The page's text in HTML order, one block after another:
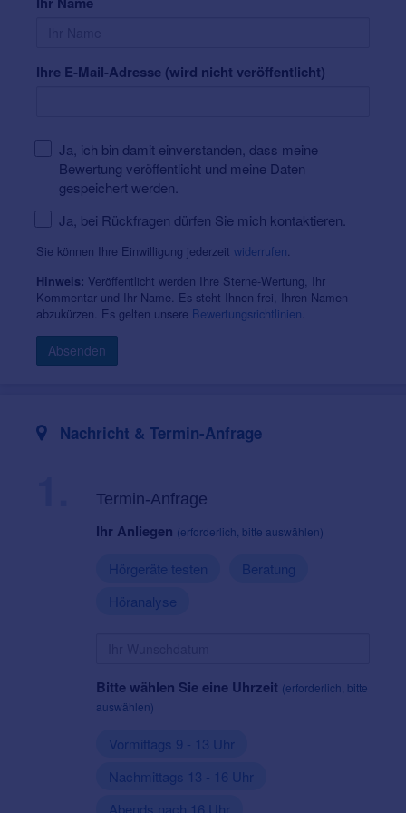
Ihre E-Mail-Adresse (wird nicht veröffentlicht)
Ja, ich bin damit einverstanden, dass meine
Bewertung veröffentlicht und meine Daten
gespeichert werden.
Ja, bei Rückfragen dürfen Sie mich kontaktieren.
Sie können Ihre Einwilligung jederzeit widerrufen.
Hinweis: Veröffentlicht werden Ihre Sterne-Wertung, Ihr
Kommentar und Ihr Name. Es steht Ihnen frei, Ihren Namen
abzukürzen. Es gelten unsere Bewertungsrichtlinien.
Absenden
Nachricht & Termin-Anfrage
Termin-Anfrage
Ihr Anliegen (erforderlich, bitte auswählen)
Hörgeräte testen
Beratung
Höranalyse
Bitte wählen Sie eine Uhrzeit (erforderlich, bitte
auswählen)
Vormittags 9 - 13 Uhr
Nachmittags 13 - 16 Uhr
Abends nach 16 Uhr